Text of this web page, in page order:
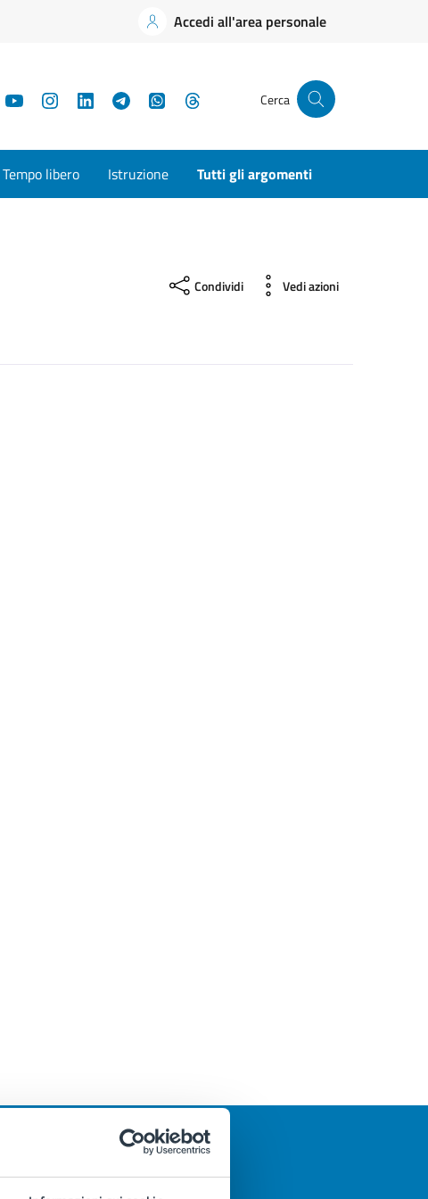
Accedi all'area personale
YouTubeInstagramLinkedInTelegramWhatsApp Cerca
Tempo libero Istruzione Tutti gli argomenti
Condividi Vedi azioni